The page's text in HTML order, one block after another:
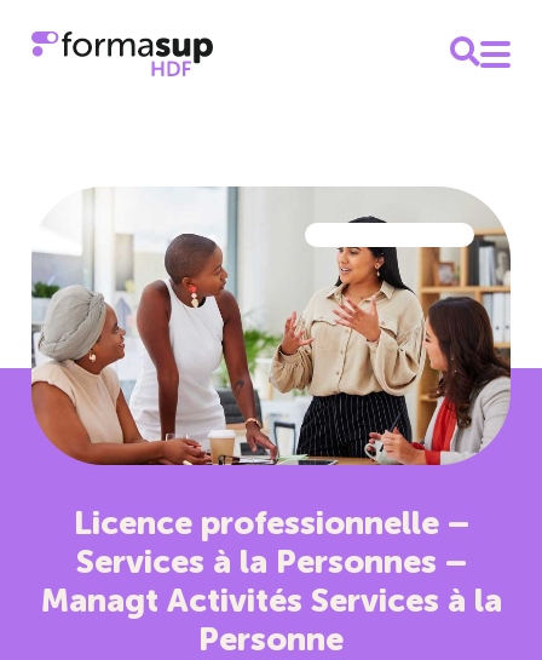
Licence professionnelle –
Services à la Personnes –
Managt Activités Services à la
Personne